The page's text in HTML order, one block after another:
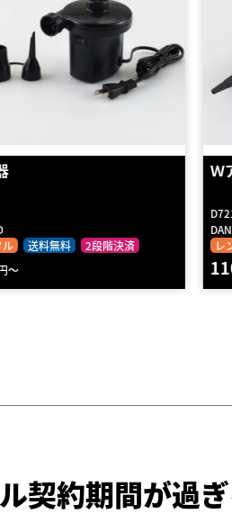
ションポンプ
ル
送料無料 2段階決済
～
ギ
レ
契約期間が過